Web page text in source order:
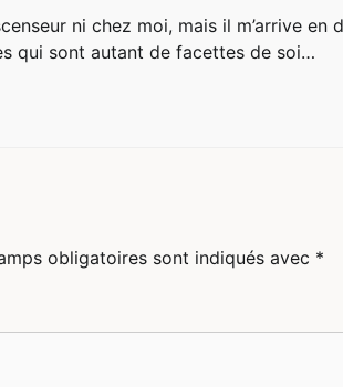
ni chez moi, mais il m’arrive
qui sont autant de facettes de soi…
obligatoires sont indiqués avec *